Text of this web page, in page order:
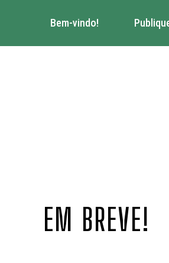
Bem-vindo!
EM BREVE!